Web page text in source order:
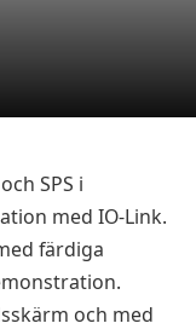
SPS i
med IO-Link.
färdiga
och med